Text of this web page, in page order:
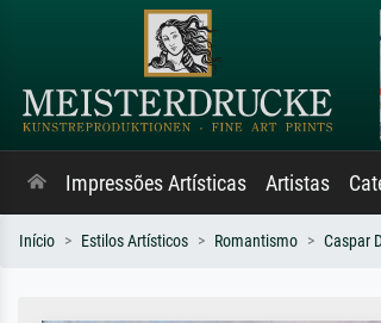
Impressões Artísticas Artistas
Início Estilos Artísticos Romantismo Caspar